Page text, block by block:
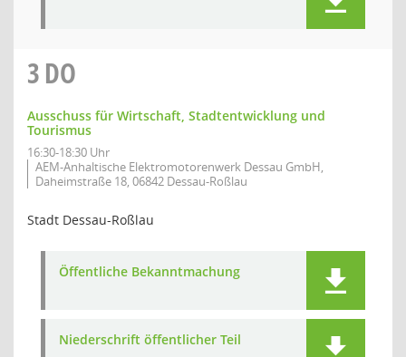
3DO
Ausschuss für Wirtschaft, Stadtentwicklung und
Tourismus
16:30-18:30 Uhr
AEM-Anhaltische Elektromotorenwerk Dessau GmbH,
Daheimstraße 18, 06842 Dessau-Roßlau
Stadt Dessau-Roßlau
Öffentliche Bekanntmachung
Niederschrift öffentlicher Teil